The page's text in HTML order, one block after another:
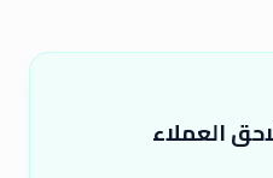
العملاء